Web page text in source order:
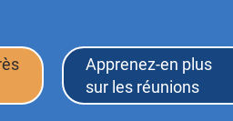
Apprenez-en plus
sur les réunions